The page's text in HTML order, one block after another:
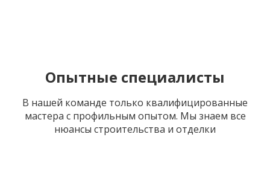
Опытные специалисты
В нашей команде только квалифицированные
мастера с профильным опытом. Мы знаем все
нюансы строительства и отделки